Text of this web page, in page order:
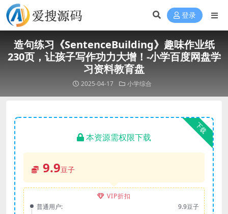
登录
造句练习《SentenceBuilding》趣味作业纸
230页，让孩子写作功力大增！-小学百度网盘学
习资料教育盘
2025-04-17 小学综合
下载
本资源需权限下载
9.9豆子
VIP折扣
普通用户:
9.9豆子